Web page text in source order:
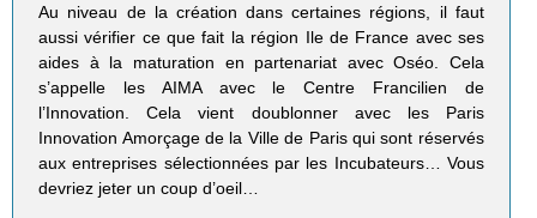
Au niveau de la création dans certaines régions, il faut
aussi vérifier ce que fait la région Ile de France avec ses
aides à la maturation en partenariat avec Oséo. Cela
s’appelle les AIMA avec le Centre Francilien de
l’Innovation. Cela vient doublonner avec les Paris
Innovation Amorçage de la Ville de Paris qui sont réservés
aux entreprises sélectionnées par les Incubateurs… Vous
devriez jeter un coup d’oeil…